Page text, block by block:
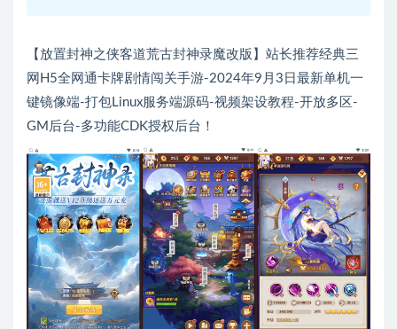
【放置封神之侠客道荒古封神录魔改版】站长推荐经典三
网H5全网通卡牌剧情闯关手游-2024年9月3日最新单机一
键镜像端-打包Linux服务端源码-视频架设教程-开放多区-
GM后台-多功能CDK授权后台！